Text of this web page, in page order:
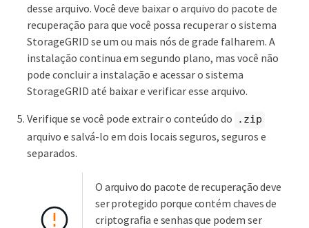
desse arquivo. Você deve baixar o arquivo do pacote de
recuperação para que você possa recuperar o sistema
StorageGRID se um ou mais nós de grade falharem. A
instalação continua em segundo plano, mas você não
pode concluir a instalação e acessar o sistema
StorageGRID até baixar e verificar esse arquivo.
Verifique se você pode extrair o conteúdo do
.zip
arquivo e salvá-lo em dois locais seguros, seguros e
separados.
O arquivo do pacote de recuperação deve
ser protegido porque contém chaves de
criptografia e senhas que podem ser